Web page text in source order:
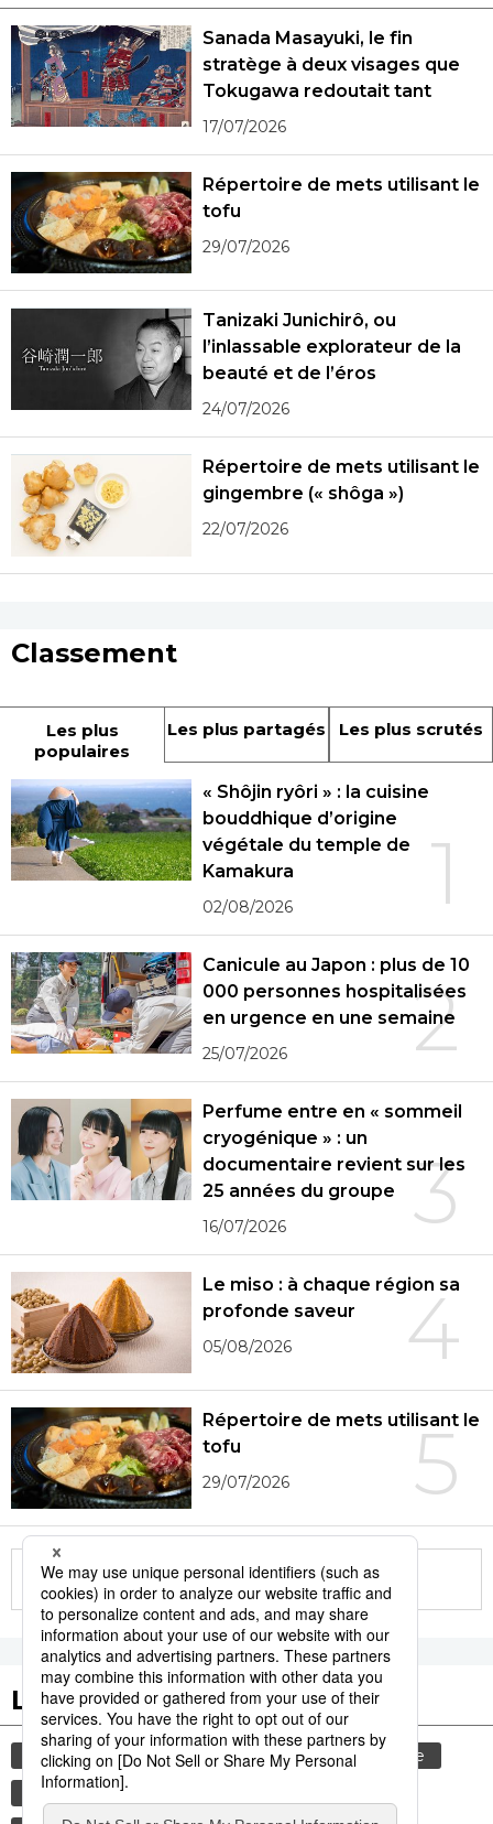
Sanada Masayuki, le fin
stratège à deux visages que
Tokugawa redoutait tant
17/07/2026
Répertoire de mets utilisant le
tofu
29/07/2026
Tanizaki Junichirô, ou
l’inlassable explorateur de la
beauté et de l’éros
24/07/2026
Répertoire de mets utilisant le
gingembre (« shôga »)
22/07/2026
Classement
Les plus
populaires
Les plus partagés Les plus scrutés
1
« Shôjin ryôri » : la cuisine
bouddhique d’origine
végétale du temple de
Kamakura
02/08/2026
2
Canicule au Japon : plus de 10
000 personnes hospitalisées
en urgence en une semaine
25/07/2026
3
Perfume entre en « sommeil
cryogénique » : un
documentaire revient sur les
25 années du groupe
16/07/2026
4
Le miso : à chaque région sa
profonde saveur
05/08/2026
5
Répertoire de mets utilisant le
tofu
29/07/2026
More in this series
Les tags populaires
gastronomie culture société
histoire
animal
bœuf